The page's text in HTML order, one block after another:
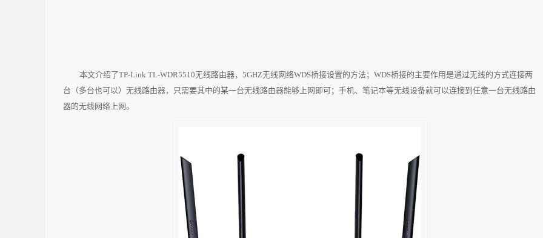
本文介绍了TP-Link TL-WDR5510无线路由器，5GHZ无线网络WDS桥接设置的方法；WDS桥接的主要作用是通过无线的方式连接两
台（多台也可以）无线路由器，只需要其中的某一台无线路由器能够上网即可；手机、笔记本等无线设备就可以连接到任意一台无线路由
器的无线网络上网。